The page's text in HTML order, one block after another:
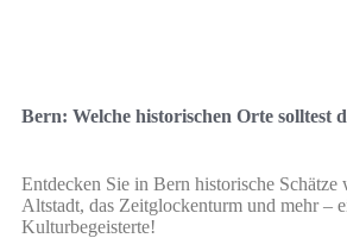
Bern: Welche historischen Orte solltest
Entdecken Sie in Bern historische
Altstadt, das Zeitglockenturm und mehr –
Kulturbegeisterte!